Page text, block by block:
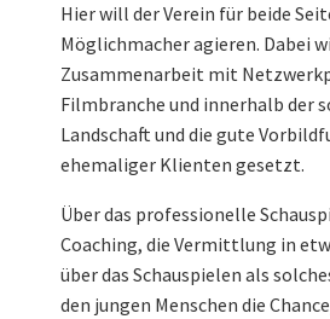
Hier will der Verein für beide
Möglichmacher agieren. Dabei
Zusammenarbeit mit
Filmbranche und innerhalb der
Landschaft und die gute
ehemaliger Klienten gesetzt.
Über das professionelle
Coaching, die Vermittlung in
über das Schauspielen als
den jungen Menschen die